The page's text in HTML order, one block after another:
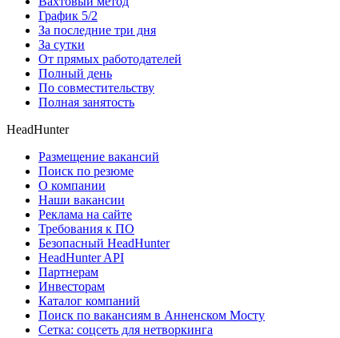
График 5/2
За последние три дня
За сутки
От прямых работодателей
Полный день
По совместительству
Полная занятость
HeadHunter
Размещение вакансий
Поиск по резюме
О компании
Наши вакансии
Реклама на сайте
Требования к ПО
Безопасный HeadHunter
HeadHunter API
Партнерам
Инвесторам
Каталог компаний
Поиск по вакансиям в Анненском Мосту
Сетка: соцсеть для нетворкинга